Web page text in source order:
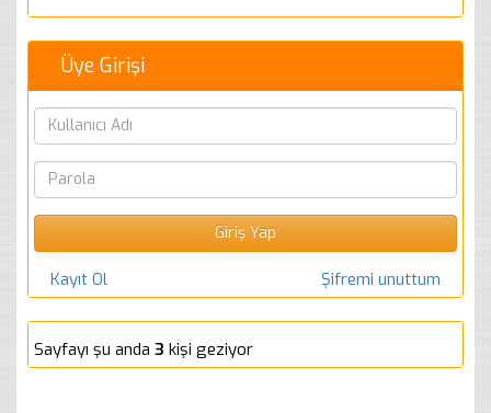
Üye Girişi
Kayıt Ol Şifremi unuttum
Sayfayı şu anda 3 kişi geziyor